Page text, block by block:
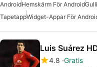
AndroidHemskärm För Android
TapetappWidget-Appar För
Luis Suárez
4.8 Gratis